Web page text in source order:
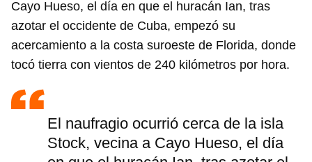
Cayo Hueso, el día en que el huracán Ian, tras
azotar el occidente de Cuba, empezó su
acercamiento a la costa suroeste de Florida, donde
tocó tierra con vientos de 240 kilómetros por hora.
El naufragio ocurrió cerca de la isla
Stock, vecina a Cayo Hueso, el día